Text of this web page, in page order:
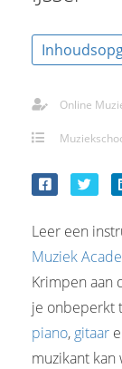
Online
Leer een
Muziek
Krimpen aan
je onbeperkt
piano, gitaar
muzikant